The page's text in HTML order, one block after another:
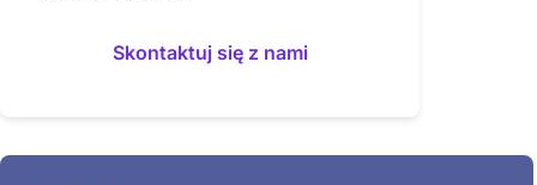
Skontaktuj się z nami